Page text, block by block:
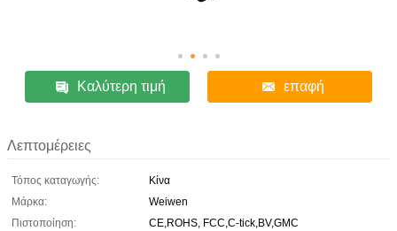
Καλύτερη τιμή επαφή
Λεπτομέρειες
Τόπος καταγωγής:
Κίνα
Μάρκα:
Weiwen
Πιστοποίηση:
CE,ROHS, FCC,C-tick,BV,GMC